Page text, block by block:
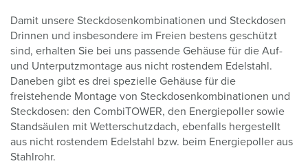
Damit unsere Steckdosenkombinationen und Steckdosen
Drinnen und insbesondere im Freien bestens geschützt
sind, erhalten Sie bei uns passende Gehäuse für die Auf-
und Unterputzmontage aus nicht rostendem Edelstahl.
Daneben gibt es drei spezielle Gehäuse für die
freistehende Montage von Steckdosenkombinationen und
Steckdosen: den CombiTOWER, den Energiepoller sowie
Standsäulen mit Wetterschutzdach, ebenfalls hergestellt
aus nicht rostendem Edelstahl bzw. beim Energiepoller aus
Stahlrohr.